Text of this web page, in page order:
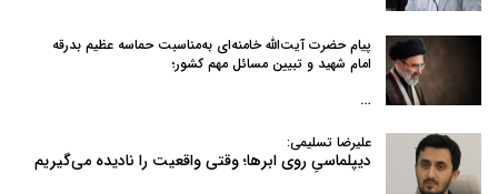
پیام حضرت آیت‌الله خامنه‌ای به‌مناسبت حماسه عظیم بدرقه
امام شهید و تبیین مسائل مهم کشور؛
…
علیرضا تسلیمی:
دیپلماسیِ روی ابرها؛ وقتی واقعیت را نادیده می‌گیریم